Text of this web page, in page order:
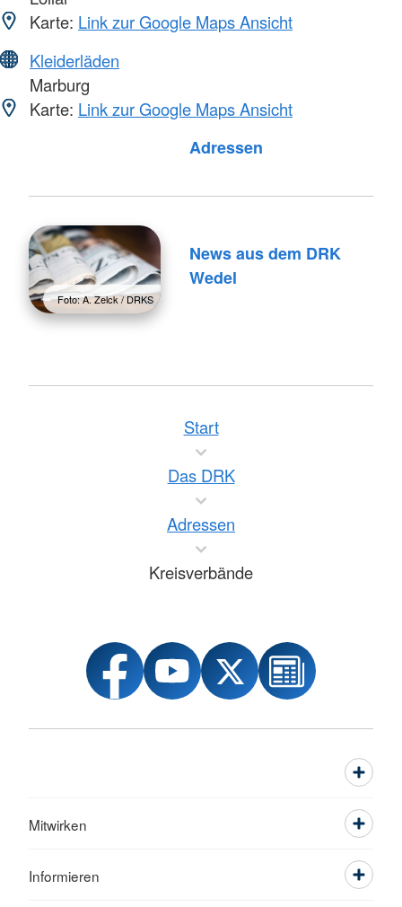
Karte: Link zur Google Maps Ansicht
Kleiderläden
Marburg
Karte: Link zur Google Maps Ansicht
Adressen
Foto: A. Zelck / DRKS
News aus dem DRK
Wedel
Start
Das DRK
Adressen
Kreisverbände
Mitwirken
Informieren